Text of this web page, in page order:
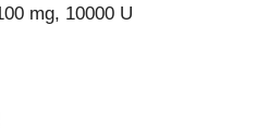
mg, 10000 U